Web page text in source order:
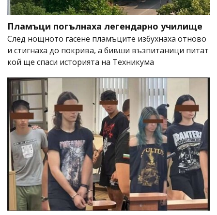
Пламъци погълнаха легендарно училище
След нощното гасене пламъците избухнаха отново
и стигнаха до покрива, а бивши възпитаници питат
кой ще спаси историята на Техникума